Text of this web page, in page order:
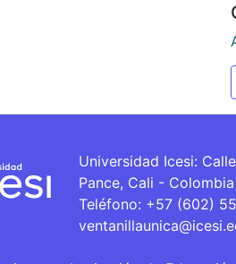
Universidad Icesi:
Pance, Cali - Colombia
Teléfono: +57 (602)